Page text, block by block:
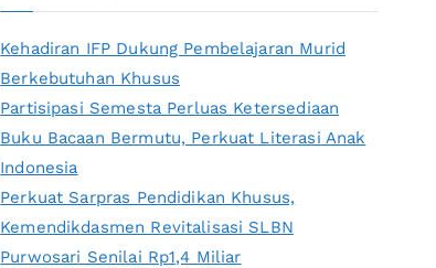
Kehadiran IFP Dukung Pembelajaran Murid
Berkebutuhan Khusus
Partisipasi Semesta Perluas Ketersediaan
Buku Bacaan Bermutu, Perkuat Literasi Anak
Indonesia
Perkuat Sarpras Pendidikan Khusus,
Kemendikdasmen Revitalisasi SLBN
Purwosari Senilai Rp1,4 Miliar